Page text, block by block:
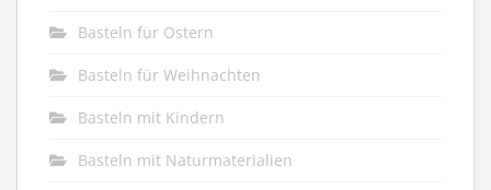
Basteln für Ostern
Basteln für Weihnachten
Basteln mit Kindern
Basteln mit Naturmaterialien